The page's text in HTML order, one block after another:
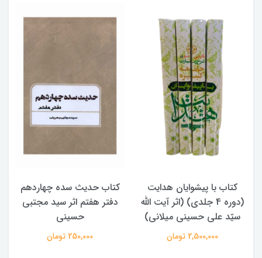
کتاب حدیث سده چهاردهم
دفتر هفتم اثر سید مجتبی
حسینی
250,000 تومان
کتاب آفاق الولایه فی فقه
الامامه (2 جلدی)
950,000 تومان